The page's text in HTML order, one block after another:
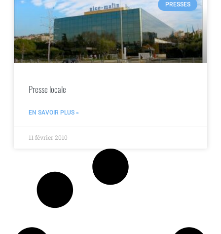
PRESSES
Presse locale
EN SAVOIR PLUS »
11 février 2010